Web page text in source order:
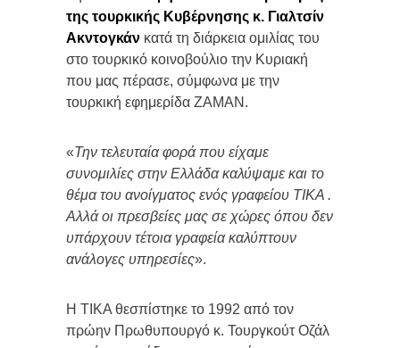
της τουρκικής Κυβέρνησης κ. Γιαλτσίν
Ακντογκάν κατά τη διάρκεια ομιλίας του
στο τουρκικό κοινοβούλιο την Κυριακή
που μας πέρασε, σύμφωνα με την
τουρκική εφημερίδα ΖΑΜΑΝ.
«Την τελευταία φορά που είχαμε
συνομιλίες στην Ελλάδα καλύψαμε και το
θέμα του ανοίγματος ενός γραφείου TIKA .
Αλλά οι πρεσβείες μας σε χώρες όπου δεν
υπάρχουν τέτοια γραφεία καλύπτουν
ανάλογες υπηρεσίες».
Η TIKA θεσπίστηκε το 1992 από τον
πρώην Πρωθυπουργό κ. Τουργκούτ Οζάλ